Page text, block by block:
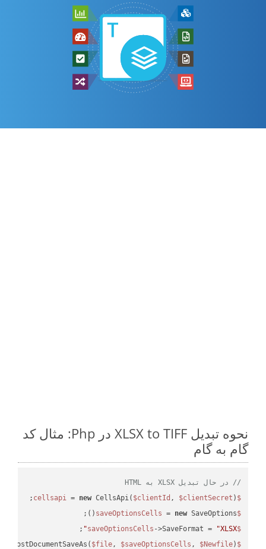
نحوه تبدیل XLSX to TIFF در Php: مثال کد
گام به گام
// در حال تبدیل XLSX به HTML
$cellsapi
= new CellsApi( $clientId , $clientSecret );
$saveOptionsCells
= new SaveOptions();
$saveOptionsCells
->SaveFormat = "XLSX"
;
$cellsApiResult
$file, $saveOptionsCells , $Newfile